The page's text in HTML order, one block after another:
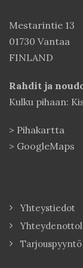
Mestarintie 13
01730 Vantaa
FINLAND
Rahdit ja
Kulku pihaan:
> Pihakartta
> GoogleMaps
Yhteystiedot
Tarjouspyyntö